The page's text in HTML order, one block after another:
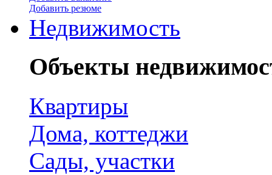
Добавить резюме
Недвижимость
Объекты
Квартиры
Дома, коттеджи
Сады, участки